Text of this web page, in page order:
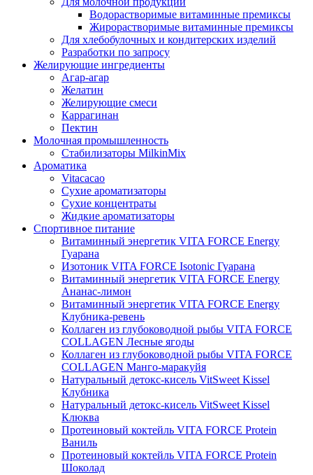
Водорастворимые витаминные премиксы
Жирорастворимые витаминные премиксы
Для хлебобулочных и кондитерских изделий
Разработки по запросу
Желирующие ингредиенты
Агар-агар
Желатин
Желирующие смеси
Каррагинан
Пектин
Молочная промышленность
Стабилизаторы MilkinMix
Ароматика
Vitacacao
Сухие ароматизаторы
Сухие концентраты
Жидкие ароматизаторы
Спортивное питание
Витаминный энергетик VITA FORCE Energy
Гуарана
Изотоник VITA FORCE Isotonic Гуарана
Витаминный энергетик VITA FORCE Energy
Ананас-лимон
Витаминный энергетик VITA FORCE Energy
Клубника-ревень
Коллаген из глубоководной рыбы VITA FORCE
COLLAGEN Лесные ягоды
Коллаген из глубоководной рыбы VITA FORCE
COLLAGEN Манго-маракуйя
Натуральный детокс-кисель VitSweet Kissel
Клубника
Натуральный детокс-кисель VitSweet Kissel
Клюква
Протеиновый коктейль VITA FORCE Protein
Ваниль
Протеиновый коктейль VITA FORCE Protein
Шоколад